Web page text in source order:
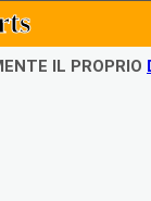
IL PROPRIO